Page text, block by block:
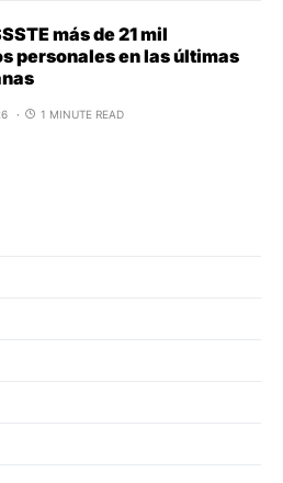
más de 21 mil
personales en las últimas
1 MINUTE READ